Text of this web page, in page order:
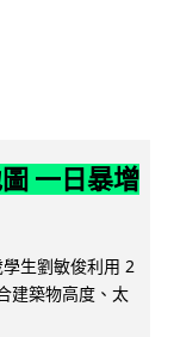
一日暴增
學生劉敏俊利用 2
建築物高度、太